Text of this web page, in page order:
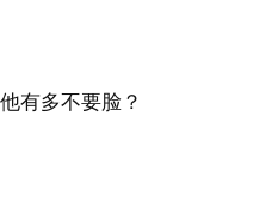
有多不要脸？